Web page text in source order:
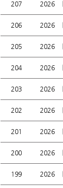
207 2026
206 2026
205 2026
204 2026
203 2026
202 2026
201 2026
200 2026
199 2026